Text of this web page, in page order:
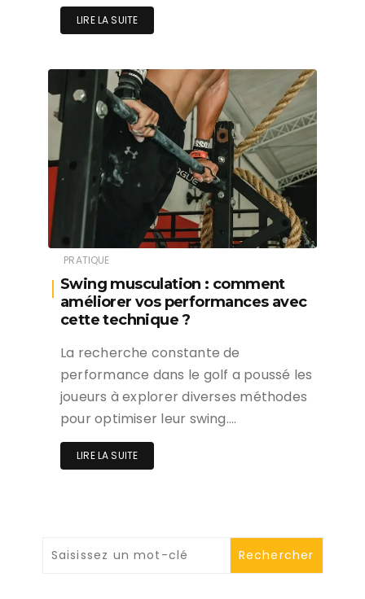
LIRE LA SUITE
PRATIQUE
Swing musculation : comment
améliorer vos performances avec
cette technique ?
La recherche constante de
performance dans le golf a poussé les
joueurs à explorer diverses méthodes
pour optimiser leur swing….
LIRE LA SUITE